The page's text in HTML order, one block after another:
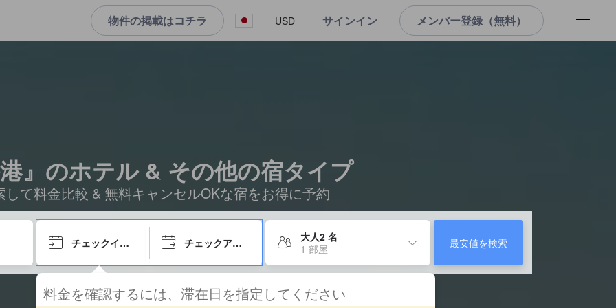
物件の掲載はコチラ USD サインイン メンバー登録（無料）
』のホテル & その他の宿タイプ
して料金比較 & 無料キャンセルOKな宿をお得に予約
チェックイン日 チェックアウト日
大人2 名
1 部屋
最安値を検索
料金を確認するには、滞在日を指定してください